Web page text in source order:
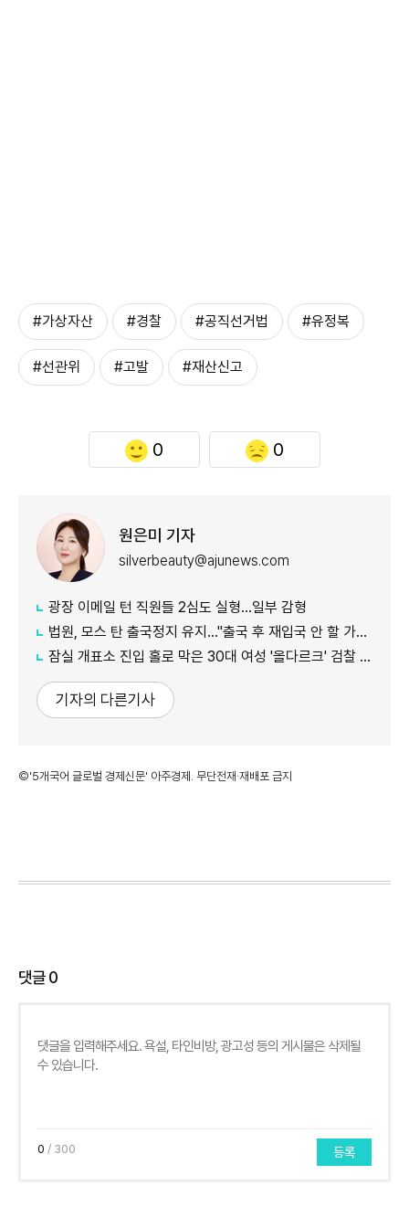
#가상자산 #경찰 #공직선거법 #유정복
#선관위 #고발 #재산신고
0 0
원은미 기자
silverbeauty@ajunews.com
광장 이메일 턴 직원들 2심도 실형…일부 감형
법원, 모스 탄 출국정지 유지…"출국 후 재입국 안 할 가능성"
잠실 개표소 진입 홀로 막은 30대 여성 '올다르크' 검찰 송치
기자의 다른기사
©'5개국어 글로벌 경제신문' 아주경제. 무단전재·재배포 금지
댓글0
0 / 300 등록